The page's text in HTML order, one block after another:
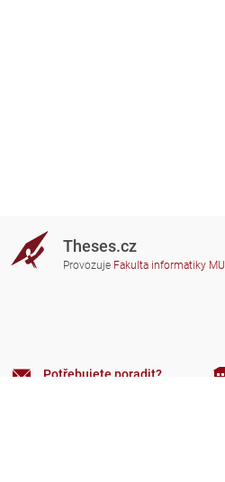
Theses.cz
Provozuje Fakulta informatiky MU
Potřebujete poradit?